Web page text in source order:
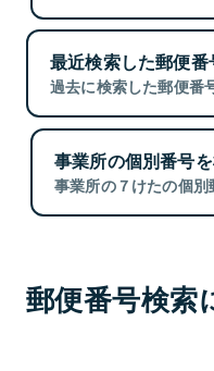
最近検索した郵便番
過去に検索した郵便番
事業所の個別番号
事業所の７けたの個別
郵便番号検索